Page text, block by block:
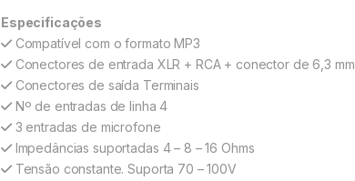
Especificações
Compatível com o formato MP3
Conectores de entrada XLR + RCA + conector de 6,3 mm
Conectores de saída Terminais
Nº de entradas de linha 4
3 entradas de microfone
Impedâncias suportadas 4 – 8 – 16 Ohms
Tensão constante. Suporta 70 – 100V